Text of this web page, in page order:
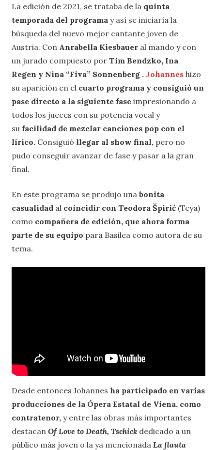
La edición de 2021, se trataba de la quinta
temporada del programa y así se iniciaría la
búsqueda del nuevo mejor cantante joven de
Austria. Con Anrabella Kiesbauer al mando y con
un jurado compuesto por Tim Bendzko, Ina
Regen y Nina “Fiva” Sonnenberg . Johannes hizo
su aparición en el cuarto programa y consiguió un
pase directo a la siguiente fase impresionando a
todos los jueces con su potencia vocal y
su facilidad de mezclar canciones pop con el
lírico. Consiguió llegar al show final, pero no
pudo conseguir avanzar de fase y pasar a la gran
final.
En este programa se produjo una bonita
casualidad al coincidir con Teodora Špirić (Teya)
como compañera de edición, que ahora forma
parte de su equipo para Basilea como autora de su
tema.
Desde entonces Johannes ha participado en varias
producciones de la Ópera Estatal de Viena, como
contratenor, y entre las obras más importantes
destacan Of Love to Death, Tschick dedicado a un
público más joven o la ya mencionada La flauta